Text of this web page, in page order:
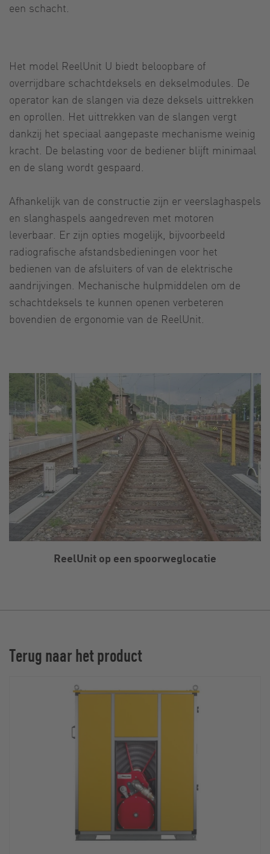
een schacht.
ReelUnit op een spoorweglocatie
Het model ReelUnit U biedt beloopbare of
overrijdbare schachtdeksels en dekselmodules. De
operator kan de slangen via deze deksels uittrekken
en oprollen. Het uittrekken van de slangen vergt
dankzij het speciaal aangepaste mechanisme weinig
kracht. De belasting voor de bediener blijft minimaal
en de slang wordt gespaard.
Afhankelijk van de constructie zijn er veerslaghaspels
en slanghaspels aangedreven met motoren
leverbaar. Er zijn opties mogelijk, bijvoorbeeld
radiografische afstandsbedieningen voor het
bedienen van de afsluiters of van de elektrische
aandrijvingen. Mechanische hulpmiddelen om de
schachtdeksels te kunnen openen verbeteren
bovendien de ergonomie van de ReelUnit.
Terug naar het product